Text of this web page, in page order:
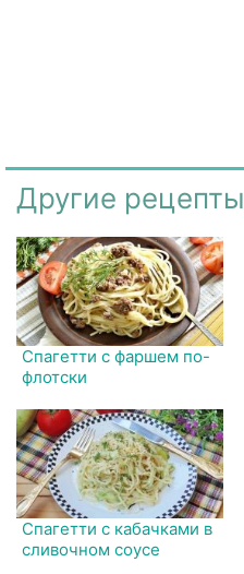
Другие рецепты
Спагетти с фаршем по-
флотски
Спагетти с кабачками в
сливочном соусе